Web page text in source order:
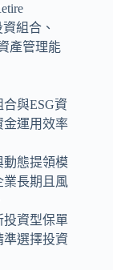
組合、
產管理能
合與ESG資
金運用效率
動態提領模
業長期且風
投資型保單
準選擇投資